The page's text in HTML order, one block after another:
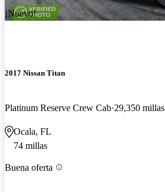
¡Nuevo!
2017 Nissan Titan
Platinum Reserve Crew Cab 29,350 millas
Ocala, FL
74 millas
Buena oferta